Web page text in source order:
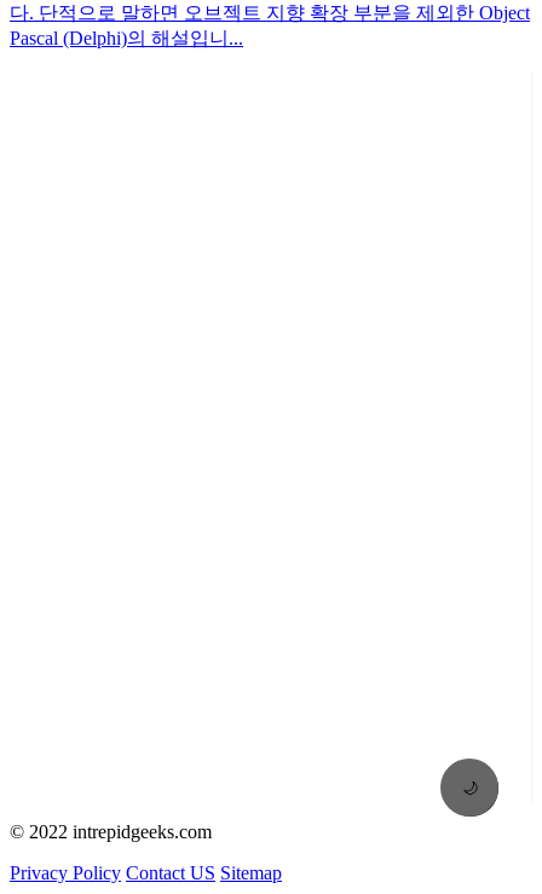
🌙
다. 단적으로 말하면 오브젝트 지향 확장 부분을 제외한 Object
Pascal (Delphi)의 해설입니...
© 2022 intrepidgeeks.com
Privacy Policy Contact US Sitemap